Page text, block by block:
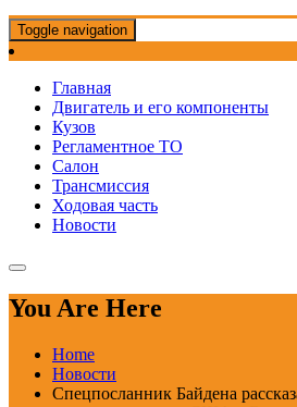
Toggle navigation
Главная
Двигатель и его компоненты
Кузов
Регламентное ТО
Салон
Трансмиссия
Ходовая часть
Новости
You Are Here
Home
Новости
Спецпосланник Байдена